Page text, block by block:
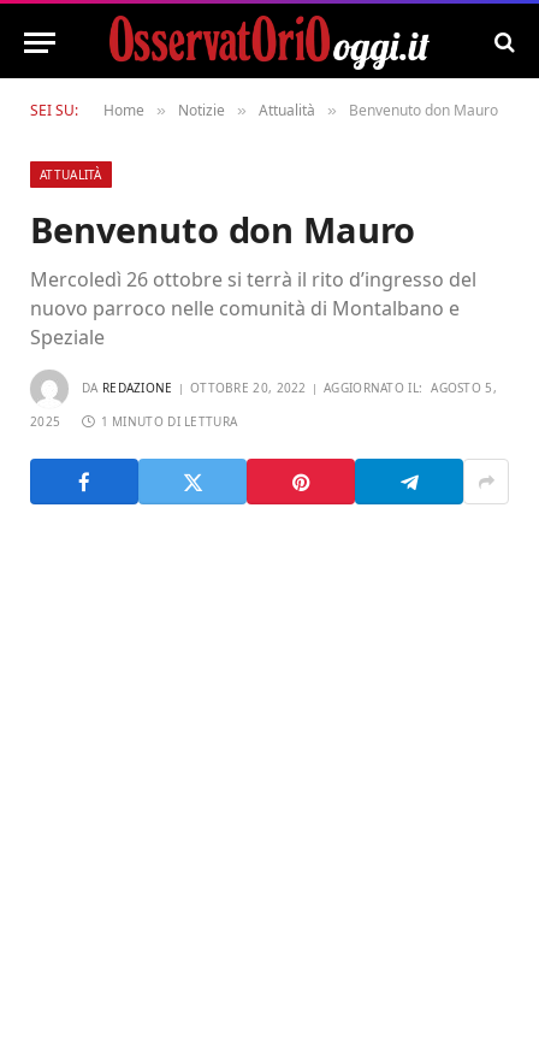
SEI SU: Home » Notizie » Attualità » Benvenuto don Mauro
ATTUALITÀ
Benvenuto don Mauro
Mercoledì 26 ottobre si terrà il rito d’ingresso del
nuovo parroco nelle comunità di Montalbano e
Speziale
DA REDAZIONE OTTOBRE 20, 2022 AGGIORNATO IL: AGOSTO 5,
2025 1 MINUTO DI LETTURA